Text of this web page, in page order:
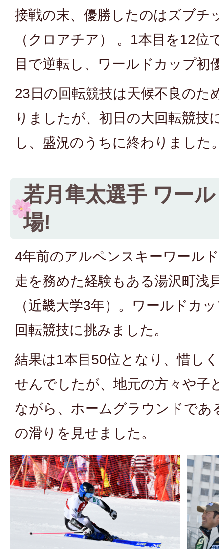
接戦の末、優勝したのはズブチ
（クロアチア） 。1本目を12位
目で逆転し、ワールドカップ初
23日の回転競技は天候不良のた
りましたが、初日の大回転競技
し、盛況のうちに終わりました
若月隼太選手 ワー
場!
4年前のアルペンスキーワール
走を務めた経験もある湯沢町浅
（近畿大学3年）。ワールドカ
回転競技に挑みました。
結果は1本目50位となり、惜し
せんでしたが、地元の方々や子
ながら、ホームグラウンドであ
の滑りを見せました。